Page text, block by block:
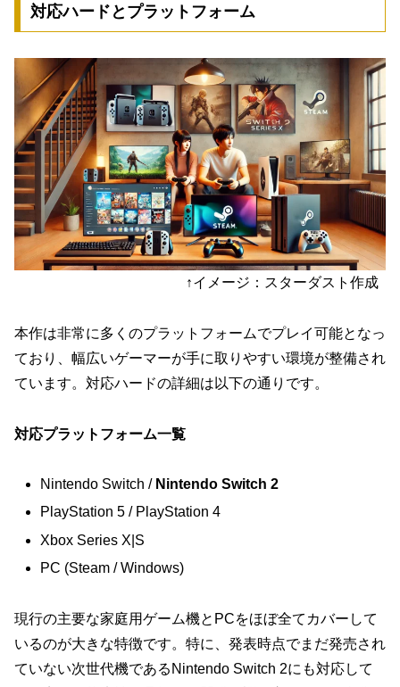
対応ハードとプラットフォーム
↑イメージ：スターダスト作成
本作は非常に多くのプラットフォームでプレイ可能となっ
ており、幅広いゲーマーが手に取りやすい環境が整備され
ています。対応ハードの詳細は以下の通りです。
対応プラットフォーム一覧
Nintendo Switch / Nintendo Switch 2
PlayStation 5 / PlayStation 4
Xbox Series X|S
PC (Steam / Windows)
現行の主要な家庭用ゲーム機とPCをほぼ全てカバーして
いるのが大きな特徴です。特に、発表時点でまだ発売され
ていない次世代機であるNintendo Switch 2にも対応して